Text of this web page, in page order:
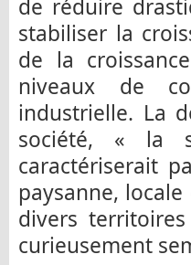
de réduire
stabiliser la
de la
niveaux de
industrielle. La
société, « la
caractériserait
paysanne,
divers
curieusement